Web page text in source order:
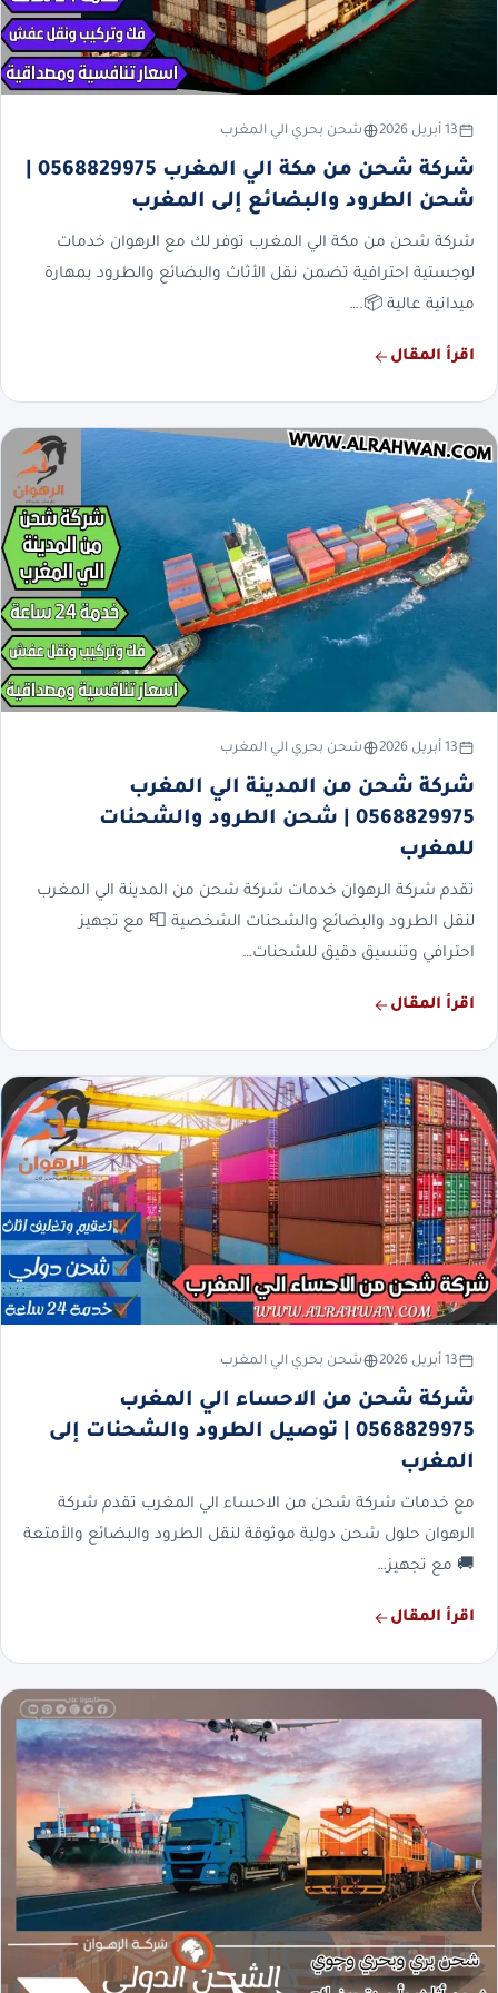
13 أبريل 2026 شحن بحري الي المغرب
شحن الطرود والبضائع إلى المغرب
شركة شحن من مكة الي المغرب توفر لك مع الرهوان خدمات
لوجستية احترافية تضمن نقل الأثاث والبضائع والطرود بمهارة
ميدانية عالية 📦.…
اقرأ المقال
13 أبريل 2026 شحن بحري الي المغرب
شركة شحن من المدينة الي المغرب
0568829975 | شحن الطرود والشحنات
للمغرب
تقدم شركة الرهوان خدمات شركة شحن من المدينة الي المغرب
لنقل الطرود والبضائع والشحنات الشخصية 📮 مع تجهيز
احترافي وتنسيق دقيق للشحنات…
اقرأ المقال
13 أبريل 2026 شحن بحري الي المغرب
شركة شحن من الاحساء الي المغرب
0568829975 | توصيل الطرود والشحنات إلى
المغرب
مع خدمات شركة شحن من الاحساء الي المغرب تقدم شركة
الرهوان حلول شحن دولية موثوقة لنقل الطرود والبضائع والأمتعة
🚚 مع تجهيز…
اقرأ المقال